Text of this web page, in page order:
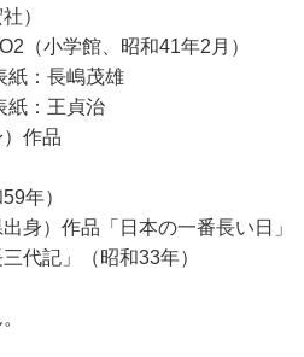
）
（小学館、昭和41年2月）
紙：長嶋茂雄
紙：王貞治
作品
59年）
身）作品「日本の一番長い日」
代記」（昭和33年）